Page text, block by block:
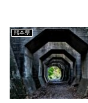
熊本県